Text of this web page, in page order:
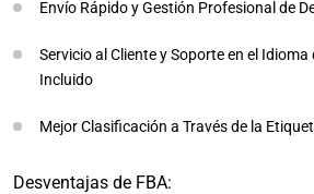
Envío Rápido y Gestión Profesional de
Servicio al Cliente y Soporte en el
Incluido
Mejor Clasificación a Través de la
Desventajas de FBA: